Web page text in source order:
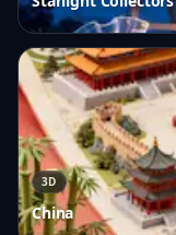
3D
China